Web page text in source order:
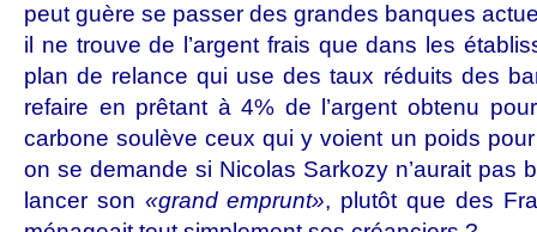
peut guère se passer des grandes banques
il ne trouve de l’argent frais que dans les
plan de relance qui use des taux réduits des
refaire en prêtant à 4% de l’argent obtenu
carbone soulève ceux qui y voient un poids
on se demande si Nicolas Sarkozy n’aurait pas
lancer son «grand emprunt», plutôt que des